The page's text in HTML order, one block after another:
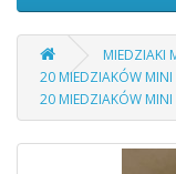
MIEDZIAKI
20 MIEDZIAKÓW MINI
20 MIEDZIAKÓW MINI